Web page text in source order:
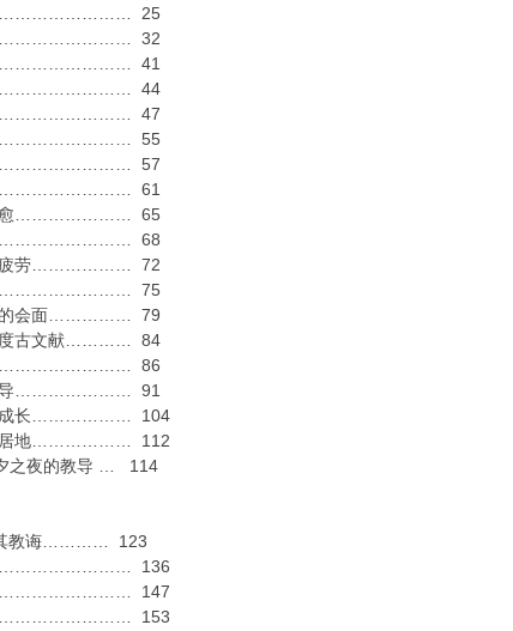
25
32
41
44
用…………………… 47
………………………… 55
………………………… 57
61
疗愈………………… 65
诲……………………… 68
除疲劳……………… 72
75
师的会面…………… 79
度古文献………… 84
母……………………… 86
教导………………… 91
性成长……………… 104
聚居地……………… 112
夕之夜的教导 … 114
其教诲………… 123
………………………… 136
升……………………… 147
督…………………… 153